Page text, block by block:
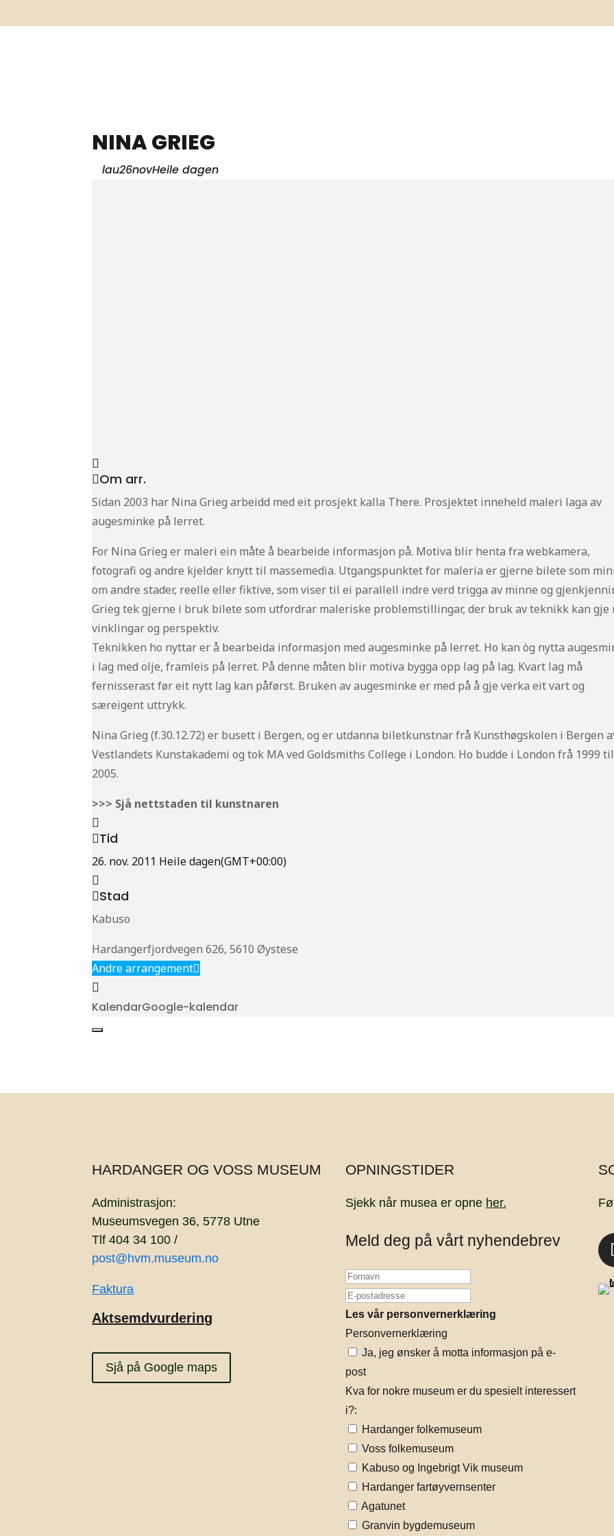
NINA GRIEG
lau26novHeile dagen
Om arr.
Sidan 2003 har Nina Grieg arbeidd med eit prosjekt kalla There. Prosjektet inneheld maleri laga av
augesminke på lerret.
For Nina Grieg er maleri ein måte å bearbeide informasjon på. Motiva blir henta fra webkamera,
fotografi og andre kjelder knytt til massemedia. Utgangspunktet for maleria er gjerne bilete som
om andre stader, reelle eller fiktive, som viser til ei parallell indre verd trigga av minne og
Grieg tek gjerne i bruk bilete som utfordrar maleriske problemstillingar, der bruk av teknikk kan gje
vinklingar og perspektiv.
Teknikken ho nyttar er å bearbeida informasjon med augesminke på lerret. Ho kan òg nytta
i lag med olje, framleis på lerret. På denne måten blir motiva bygga opp lag på lag. Kvart lag må
fernisserast før eit nytt lag kan påførst. Bruken av augesminke er med på å gje verka eit vart og
særeigent uttrykk.
Nina Grieg (f.30.12.72) er busett i Bergen, og er utdanna biletkunstnar frå Kunsthøgskolen i Bergen
Vestlandets Kunstakademi og tok MA ved Goldsmiths College i London. Ho budde i London frå 1999 til
2005.
>>> Sjå nettstaden til kunstnaren
Tid
26. nov. 2011 Heile dagen(GMT+00:00)
Stad
Kabuso
Hardangerfjordvegen 626, 5610 Øystese
Andre arrangement
KalendarGoogle-kalendar
HARDANGER OG VOSS MUSEUM
Administrasjon:
Museumsvegen 36, 5778 Utne
Tlf 404 34 100 /
post@hvm.museum.no
Faktura
Aktsemdvurdering
Sjå på Google maps
OPNINGSTIDER
Sjekk når musea er opne her.
Meld deg på vårt nyhendebrev
Les vår personvernerklæring
Personvernerklæring
Ja, jeg ønsker å motta informasjon på e-
post
Kva for nokre museum er du spesielt interessert
i?:
Hardanger folkemuseum
Voss folkemuseum
Kabuso og Ingebrigt Vik museum
Hardanger fartøyvernsenter
Agatunet
Granvin bygdemuseum